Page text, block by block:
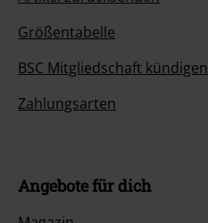
Größentabelle
BSC Mitgliedschaft kündigen
Zahlungsarten
Angebote für dich